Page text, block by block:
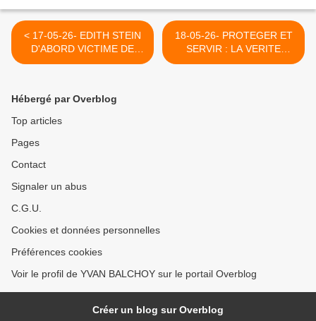
< 17-05-26- EDITH STEIN
D'ABORD VICTIME DE
L'EFFROYABLE SHOAH
RECONNUE SAINTE PAR
L'EGLISE CATHOLIQUE
QU;ELLE AVAIT REJOINTE
18-05-26- PROTEGER ET
SERVIR : LA VERITE
D'UNE POLICIERE, AGNES
Hébergé par Overblog
Top articles
Pages
Contact
Signaler un abus
C.G.U.
Cookies et données personnelles
Préférences cookies
Voir le profil de YVAN BALCHOY sur le portail Overblog
Créer un blog sur Overblog